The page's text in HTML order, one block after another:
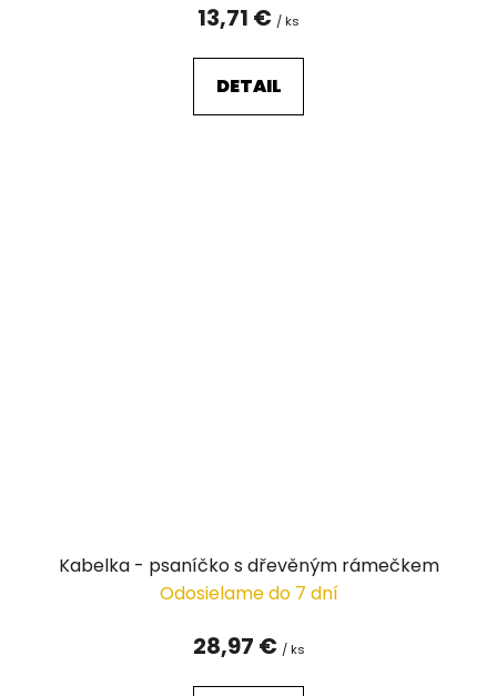
13,71 € / ks
DETAIL
Kabelka - psaníčko s dřevěným rámečkem
Odosielame do 7 dní
28,97 € / ks